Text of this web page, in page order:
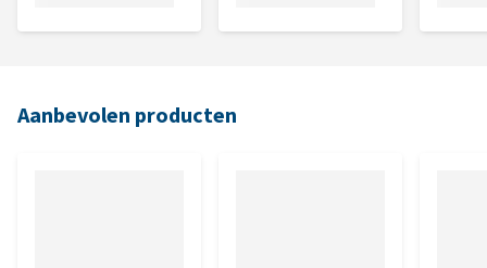
Aanbevolen producten